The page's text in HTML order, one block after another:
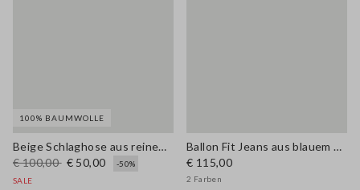
100% BAUMWOLLE
Beige Schlaghose aus reinem Baumwoll-Denim im Wide-Leg Schnitt
€ 100,00 € 50,00
-50%
SALE
Ballon Fit Jeans aus blauem Denim
€ 115,00
2 Farben